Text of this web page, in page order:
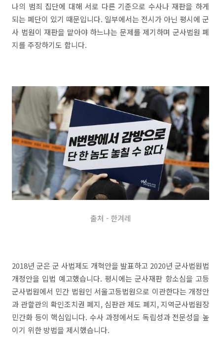
나의 범죄 집단에 대해 서로 다른 기준으로 수사나 재판을 하게
되는 폐단이 있기 때문입니다. 일부에서는 전시가 아닌 평시에 군
사 법원이 재판을 맡아야 하느냐는 문제를 제기하며 군사법원 폐
지를 주장하기도 합니다.
출처 - 한겨레
2018년 군은 군 사법제도 개혁안을 발표하고 2020년 군사법원법
개정안을 입법 예고했습니다. 평시에는 군사재판 항소심을 고등
군사법원에서 민간 법원인 서울고등법원으로 이관한다는 개정안
과 관할관의 확인조치권 폐지, 심판관 제도 폐지, 지역군사법원장
민간화 등이 핵심입니다. 수사 과정에서도 독립성과 전문성을 높
이기 위한 방법을 제시했습니다.